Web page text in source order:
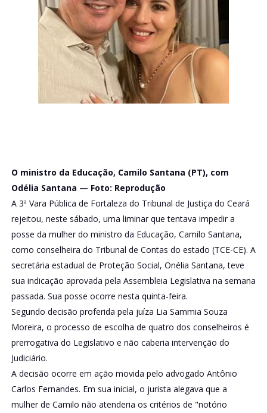
O ministro da Educação, Camilo Santana (PT), com
Odélia Santana — Foto: Reprodução
A 3ª Vara Pública de Fortaleza do Tribunal de Justiça do Ceará
rejeitou, neste sábado, uma liminar que tentava impedir a
posse da mulher do ministro da Educação, Camilo Santana,
como conselheira do Tribunal de Contas do estado (TCE-CE). A
secretária estadual de Proteção Social, Onélia Santana, teve
sua indicação aprovada pela Assembleia Legislativa na semana
passada. Sua posse ocorre nesta quinta-feira.
Segundo decisão proferida pela juíza Lia Sammia Souza
Moreira, o processo de escolha de quatro dos conselheiros é
prerrogativa do Legislativo e não caberia intervenção do
Judiciário.
A decisão ocorre em ação movida pelo advogado Antônio
Carlos Fernandes. Em sua inicial, o jurista alegava que a
mulher de Camilo não atenderia os critérios de "notório